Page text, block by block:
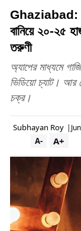
Ghaziabad:
বানিয়ে ২০-২৫
তরুণী
অ্যাপের মাধ্যমে
ভিডিয়ো চ্যাট। আর
চক্র।
Subhayan Roy |
A+
A-